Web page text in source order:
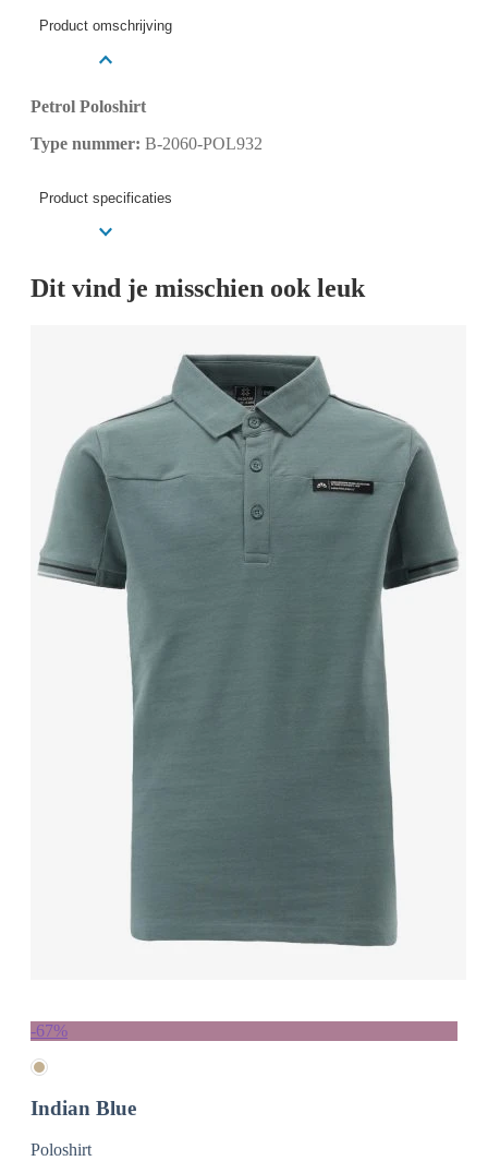
Product omschrijving
Petrol Poloshirt
Type nummer: B-2060-POL932
Product specificaties
Dit vind je misschien ook leuk
-67%
Indian Blue
Poloshirt